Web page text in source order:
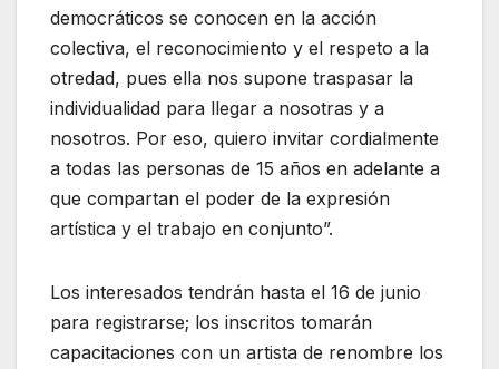
democráticos se conocen en la acción
colectiva, el reconocimiento y el respeto a la
otredad, pues ella nos supone traspasar la
individualidad para llegar a nosotras y a
nosotros. Por eso, quiero invitar cordialmente
a todas las personas de 15 años en adelante a
que compartan el poder de la expresión
artística y el trabajo en conjunto”.
Los interesados tendrán hasta el 16 de junio
para registrarse; los inscritos tomarán
capacitaciones con un artista de renombre los